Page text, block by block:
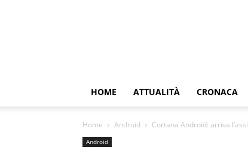
HOME ATTUALITÀ CRONACA
Home Android Cortana Android: arriva
Android